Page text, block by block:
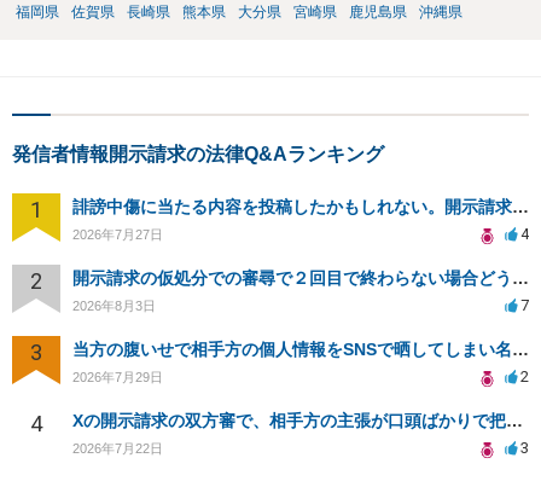
福岡県
佐賀県 長崎県 熊本県 大分県 宮崎県 鹿児島県 沖縄県
発信者情報開示請求の法律Q&Aランキング
1 誹謗中傷に当たる内容を投稿したかもしれない。開示請求や民事刑事裁判に発展しうるのか教えて欲しい。
2026年7月27日 4
2 開示請求の仮処分での審尋で２回目で終わらない場合どうしたらいいですか
2026年8月3日 7
3 当方の腹いせで相手方の個人情報をSNSで晒してしまい名誉毀損させてしまったかもしれない
2026年7月29日 2
4 Xの開示請求の双方審で、相手方の主張が口頭ばかりで把握しきれません
2026年7月22日 3